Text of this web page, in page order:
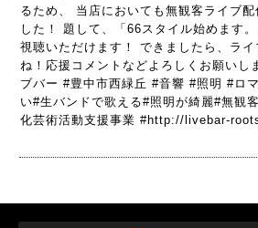
るため、 当店においても無観客ライブ配
した！ 題して、「66スタイル始めます
視聴いただけます！ できましたら、ラ
ね！応援コメントなどよろしくお願いし
ブバー #豊中市西緑丘 #音響 #照明 #ロ
い#生バンドで歌える#照明が綺麗#無観
化芸術活動支援事業 #http://livebar-